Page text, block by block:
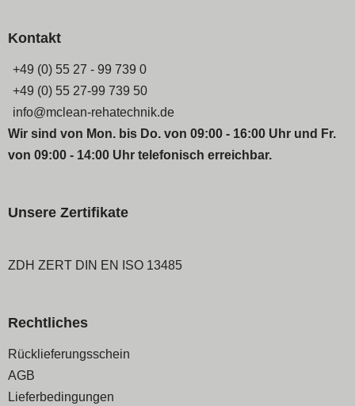
Kontakt
+49 (0) 55 27 - 99 739 0
+49 (0) 55 27-99 739 50
info@mclean-rehatechnik.de
Wir sind von Mon. bis Do. von 09:00 - 16:00 Uhr und Fr.
von 09:00 - 14:00 Uhr telefonisch erreichbar.
Unsere Zertifikate
ZDH ZERT DIN EN ISO 13485
Rechtliches
Navigation
überspringen
Rücklieferungsschein
AGB
Lieferbedingungen